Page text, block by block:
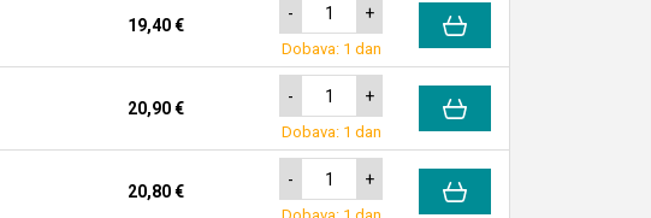
19,40 €
- +
Dobava: 1 dan
20,90 €
- +
Dobava: 1 dan
20,80 €
- +